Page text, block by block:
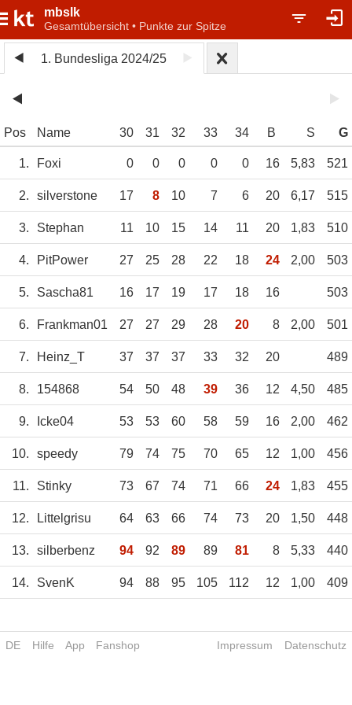
mbslk
Gesamtübersicht • Punkte zur Spitze
1. Bundesliga 2024/25
Pos Name 30 31 32 33 34 B S G
1. Foxi 0 0 0 0 0 16 5,83 521
2. silverstone 17 8 10 7 6 20 6,17 515
3. Stephan 11 10 15 14 11 20 1,83 510
4. PitPower 27 25 28 22 18 24 2,00 503
5. Sascha81 16 17 19 17 18 16 503
6. Frankman01 27 27 29 28 20 8 2,00 501
7. Heinz_T 37 37 37 33 32 20 489
8. 154868 54 50 48 39 36 12 4,50 485
9. Icke04 53 53 60 58 59 16 2,00 462
10. speedy 79 74 75 70 65 12 1,00 456
11. Stinky 73 67 74 71 66 24 1,83 455
12. Littelgrisu 64 63 66 74 73 20 1,50 448
13. silberbenz 94 92 89 89 81 8 5,33 440
14. SvenK 94 88 95 105 112 12 1,00 409
DE Hilfe App Fanshop Impressum Datenschutz